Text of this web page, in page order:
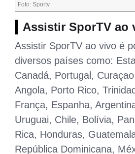
Foto: Sportv
Assistir SporTV ao
Assistir SporTV ao vivo é
diversos países como:
Canadá, Portugal,
Angola, Porto Rico,
França, Espanha,
Uruguai, Chile, Bolívia,
Rica, Honduras,
República Dominicana,